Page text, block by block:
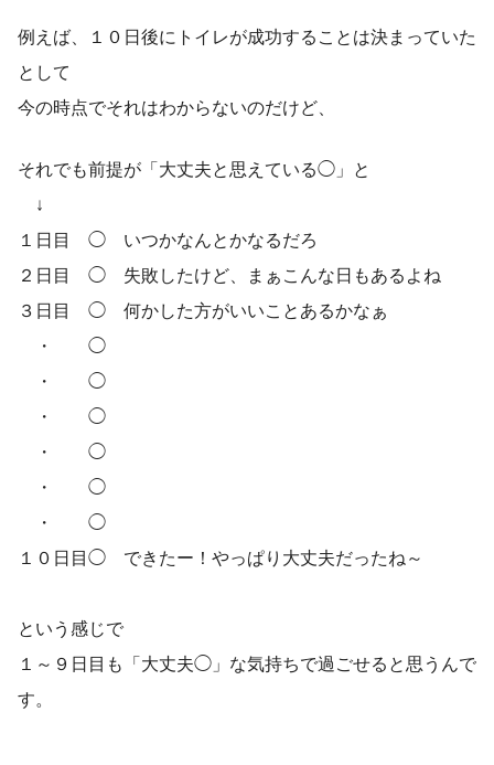
例えば、１０日後にトイレが成功することは決まっていた
として
今の時点でそれはわからないのだけど、
それでも前提が「大丈夫と思えている◯」と
↓
１日目 ◯ いつかなんとかなるだろ
２日目 ◯ 失敗したけど、まぁこんな日もあるよね
３日目 ◯ 何かした方がいいことあるかなぁ
・ ◯
・ ◯
・ ◯
・ ◯
・ ◯
・ ◯
１０日目◯ できたー！やっぱり大丈夫だったね～
という感じで
１～９日目も「大丈夫◯」な気持ちで過ごせると思うんで
す。